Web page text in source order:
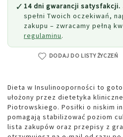
✓ 14 dni gwarancji satysfakcji.
spełni Twoich oczekiwań,
zakupu – zwracamy pełną
regulaminu.
DODAJ DO LISTY ŻYCZEŃ
Dieta w Insulinooporności to
ułożony przez dietetyka
Piotrowskiego. Posiłki o niskim
pomagają stabilizować poziom
lista zakupów oraz przepisy z